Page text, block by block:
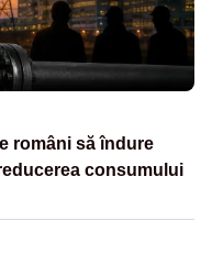
români să îndure
consumului